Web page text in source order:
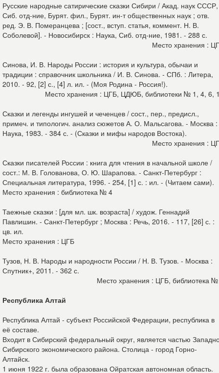
Русские народные сатирические сказки Сибири / Акад. наук СССР,
Сиб. отд-ние, Бурят. фил., Бурят. ин-т общественных наук ; отв.
ред. Э. В. Померанцева ; [сост., вступ. статья, коммент. Н. В.
Соболевой]. - Новосибирск : Наука, Сиб. отд-ние, 1981. - 288 с.
Место хранения :
Синова, И. В. Народы России : история и культура, обычаи и
традиции : справочник школьника / И. В. Синова. - СПб. : Литера,
2010. - 92, [2] с., [4] л. ил. - (Моя Родина - Россия!).
Место хранения : ЦГБ, ЦДЮБ, библиотеки № 1, 4, 6,
Сказки и легенды ингушей и чеченцев / сост., пер., предисл.,
примеч. и типологич. анализ сюжетов А. О. Мальсагова. - Москва :
Наука, 1983. - 384 с. - (Сказки и мифы народов Востока).
Место хранения :
Сказки писателей России : книга для чтения в начальной школе /
сост.: М. В. Голованова, О. Ю. Шарапова. - Санкт-Петербург :
Специальная литература, 1996. - 254, [1] с. : ил. - (Читаем сами).
Место хранения : библиотека № 4
Таежные сказки : [для мл. шк. возраста] / худож. Геннадий
Павлишин. - Санкт-Петербург ; Москва : Речь, 2016. - 117, [26] с. :
цв. ил.
Место хранения : ЦГБ
Тузов, Н. В. Народы и народности России / Н. В. Тузов. - Москва :
Спутник+, 2011. - 362 с.
Место хранения : ЦГБ, библиотека
Республика Алтай
Республика Алтай - субъект Российской Федерации, республика в
её составе.
Входит в Сибирский федеральный округ, является частью
Сибирского экономического района. Столица - город Горно-
Алтайск.
1 июня 1922 г. была образована Ойратская автономная область.